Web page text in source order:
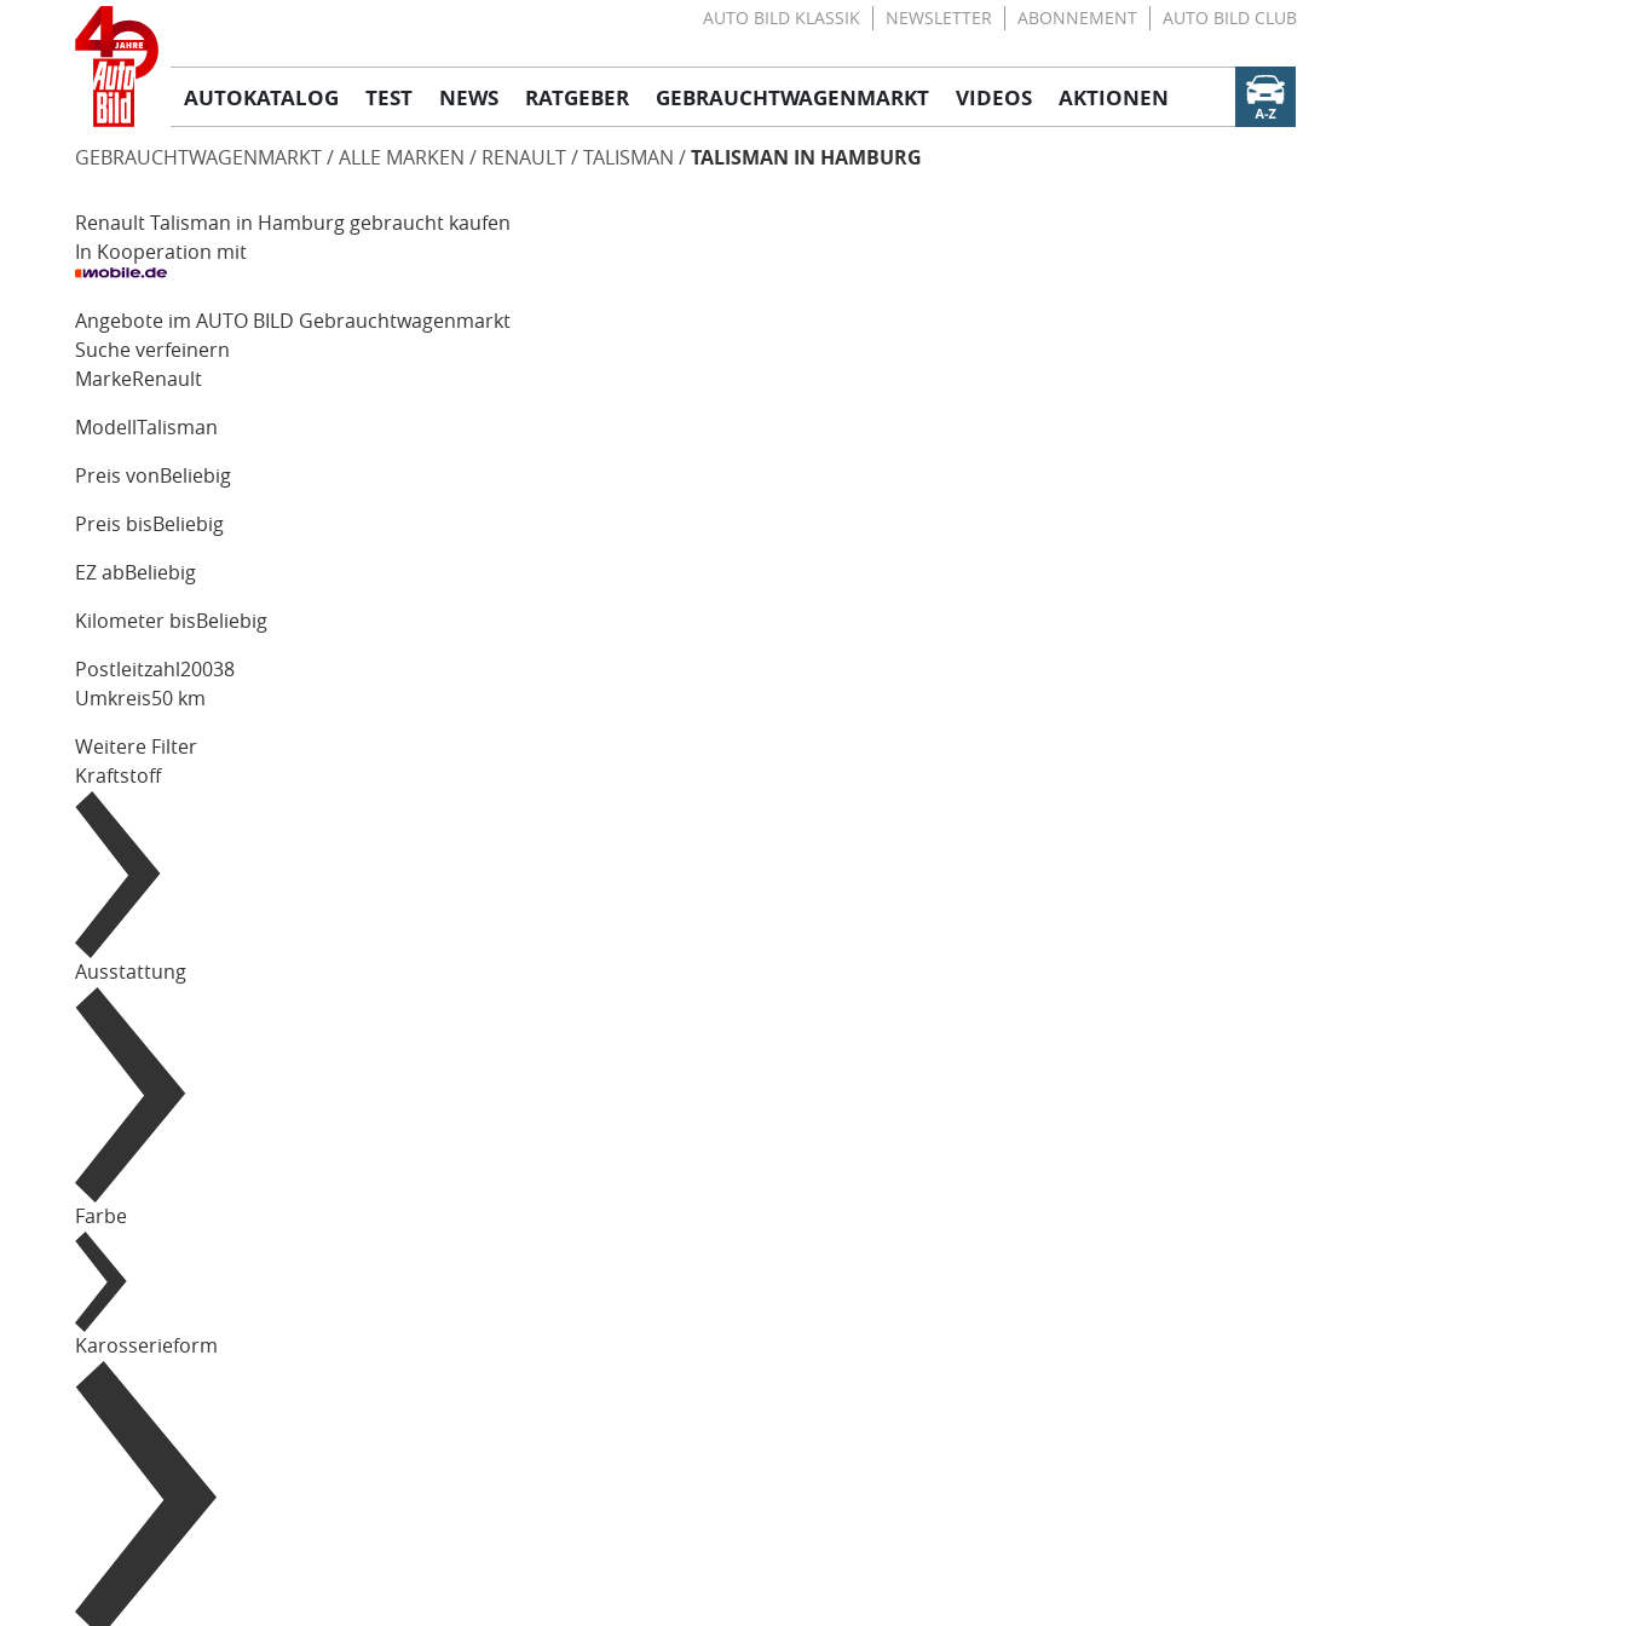
AUTO BILD KLASSIK NEWSLETTER ABONNEMENT AUTO BILD CLUB
AUTOKATALOG TEST NEWS RATGEBER GEBRAUCHTWAGENMARKT VIDEOS AKTIONEN
GEBRAUCHTWAGENMARKT ALLE MARKEN RENAULT TALISMAN TALISMAN IN HAMBURG
Renault Talisman in Hamburg gebraucht kaufen
In Kooperation mit
Angebote im AUTO BILD Gebrauchtwagenmarkt
Suche verfeinern
MarkeRenault
Modell Talisman
Preis von Beliebig
Preis bis Beliebig
EZ ab Beliebig
Kilometer bis Beliebig
Postleitzahl
Umkreis50 km
Weitere Filter
Kraftstoff
Ausstattung
Farbe
Karosserieform